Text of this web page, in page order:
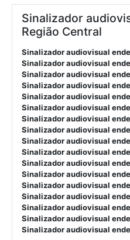
Sinalizador
Região Central
Sinalizador audiovisual
Sinalizador audiovisual
Sinalizador audiovisual
Sinalizador audiovisual
Sinalizador audiovisual
Sinalizador audiovisual
Sinalizador audiovisual
Sinalizador audiovisual
Sinalizador audiovisual
Sinalizador audiovisual
Sinalizador audiovisual
Sinalizador audiovisual
Sinalizador audiovisual
Sinalizador audiovisual
Sinalizador audiovisual
Sinalizador audiovisual
Sinalizador audiovisual